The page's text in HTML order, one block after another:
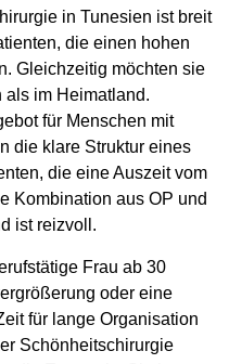
in Tunesien ist breit
die einen hohen
Gleichzeitig möchten sie
im Heimatland.
für Menschen mit
die klare Struktur eines
die eine Auszeit vom
Kombination aus OP und
ist reizvoll.
Frau ab 30
oder eine
für lange Organisation
Schönheitschirurgie